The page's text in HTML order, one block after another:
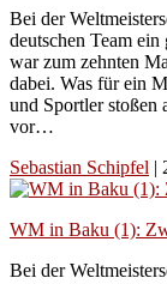
Bei der
deutschen Team
war zum zehnten
dabei. Was für ein
und Sportler stoßen
vor…
Sebastian Schipfel |
WM in Baku (1):
Bei der